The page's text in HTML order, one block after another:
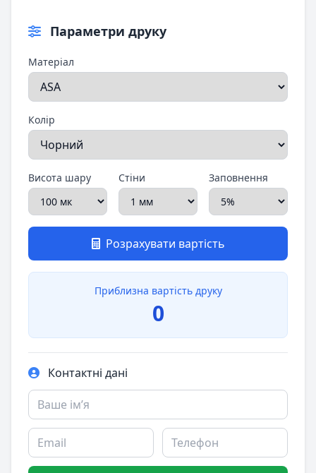
Параметри друку
Матеріал
Колір
Висота шару Стіни Заповнення
Розрахувати вартість
Приблизна вартість друку
0
Контактні дані